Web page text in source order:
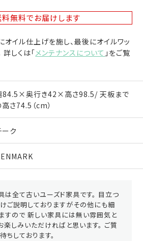
無料でお届けします
オイル仕上げを施し、最後にオイルワッ
しくは「メンテナンスについて 」をご覧
84.5×奥行き42×高さ98.5/ 天板まで
高さ74.5（cm）
ーク
は全て古いユーズド家具です。 目立つ
ご説明しておりますがその他にも細
すので 新しい家具には無い雰囲気と
楽しみいただければと思います。 ご質
しております。